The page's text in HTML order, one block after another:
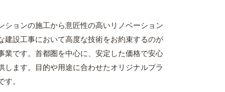
ションの施工から意匠性の高いリノベーション
建設工事において高度な技術をお約束するのが
業です。首都圏を中心に、安定した価格で安心
します。目的や用途に合わせたオリジナルプラ
す。